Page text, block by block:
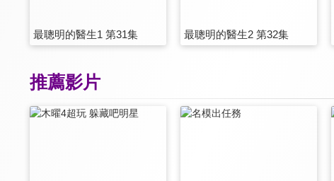
最聰明的醫生1 第31集 最聰明的醫生2 第32集
推薦影片